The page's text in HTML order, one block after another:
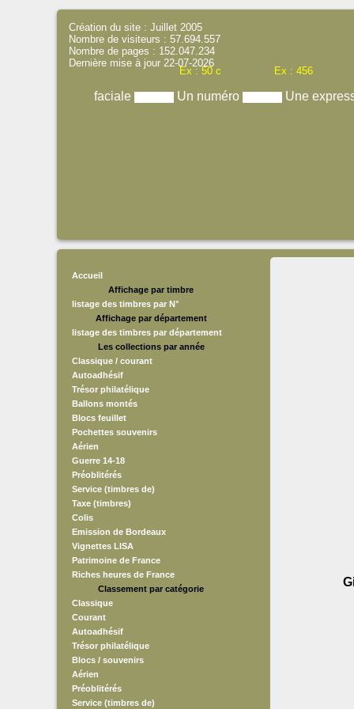
Ex : 50 c Ex : 456
faciale Un numéro Une
Création du site : Juillet 2005
Nombre de visiteurs : 57.694.557
Nombre de pages : 152.047.234
Dernière mise à jour 22-07-2026
Accueil
Affichage par timbre
listage des timbres par N°
Affichage par département
listage des timbres par département
Les collections par année
Classique / courant
Autoadhésif
Trésor philatélique
Ballons montés
Blocs feuillet
Pochettes souvenirs
Aérien
Guerre 14-18
Préoblitérés
Service (timbres de)
Taxe (timbres)
Colis
Emission de Bordeaux
Vignettes LISA
Patrimoine de France
Riches heures de France
Classement par catégorie
Classique
Courant
Autoadhésif
Trésor philatélique
Blocs / souvenirs
Aérien
Préoblitérés
Service (timbres de)